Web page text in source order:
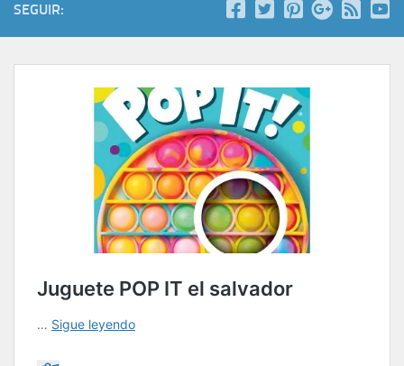
SEGUIR: